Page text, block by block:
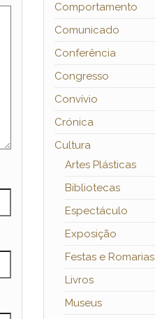
Comportamento
Comunicado
Conferência
Congresso
Convívio
Crónica
Cultura
Artes Plásticas
Bibliotecas
Espectáculo
Exposição
Festas e Romarias
Livros
Museus